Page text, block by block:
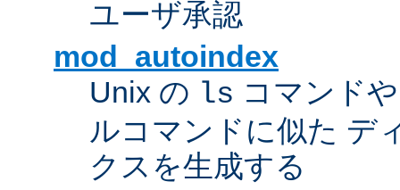
ユーザ承認
mod_autoindex
Unix の ls コマンド
ルコマンドに似た デ
クスを生成する